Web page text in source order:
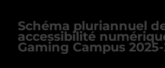
Schéma pluriannuel
accessibilité
Gaming Campus